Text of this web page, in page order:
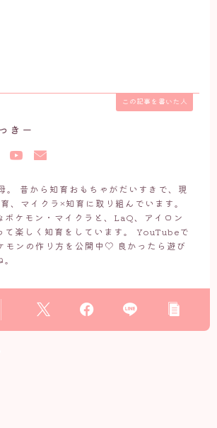
この記事を書いた人
きー
。 昔から知育おもちゃがだいすきで、現
、マイクラ×知育に取り組んでいます。
ポケモン・マイクラと、LaQ、アイロン
て楽しく知育をしています。 YouTubeで
モンの作り方を公開中♡ 良かったら遊び